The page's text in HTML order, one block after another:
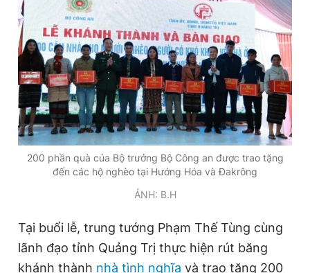
200 phần quà của Bộ trưởng Bộ Công an được trao tặng
đến các hộ nghèo tại Hướng Hóa và Đakrông
ẢNH: B.H
Tại buổi lễ, trung tướng Phạm Thế Tùng cùng
lãnh đạo tỉnh Quảng Trị thực hiện rút băng
khánh thành nhà tình nghĩa và trao tặng 200